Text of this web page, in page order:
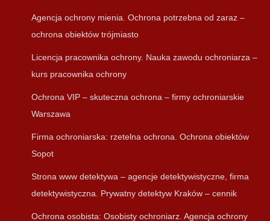
Agencja ochrony mienia. Ochrona potrzebna od zaraz –
ochrona obiektów trójmiasto
Licencja pracownika ochrony. Nauka zawodu ochroniarza –
kurs pracownika ochrony
Ochrona VIP – skuteczna ochrona – firmy ochroniarskie
Warszawa
Firma ochroniarska: rzetelna ochrona. Ochrona obiektów
Sopot
Strona www detektywa – agencje detektywistyczne, firma
detektywistyczna. Prywatny detektyw Kraków – cennik
Ochrona osobista: Osobisty ochroniarz. Agencja ochrony